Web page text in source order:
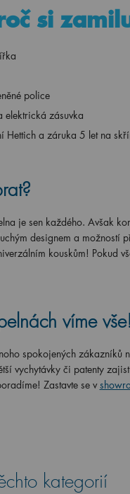
si
police
elektrická zásuvka
Hettich a záruka 5 let na
je sen každého. Avšak
designem a
kouskům! Pokud
víme
spokojených zákazníků
vychytávky či patenty
Zastavte se v
kategorií